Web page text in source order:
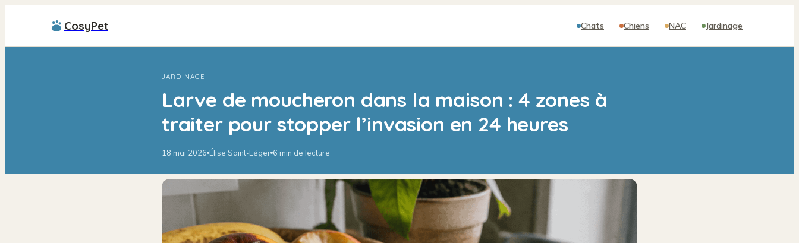
CosyPet Chats Chiens NAC Jardinage
JARDINAGE
Larve de moucheron dans la maison : 4 zones à
traiter pour stopper l’invasion en 24 heures
18 mai 2026·Élise Saint-Léger·6 min de lecture